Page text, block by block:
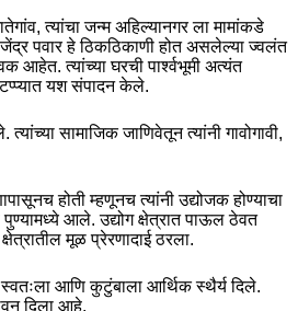
त्यांचा जन्म अहिल्यानगर ला मामांकडे
पवार हे ठिकठिकाणी होत असलेल्या ज्वलंत
त्यांच्या घरची पार्श्वभूमी अत्यंत
टप्प्यात यश संपादन केले.
सामाजिक जाणिवेतून त्यांनी गावोगावी,
होती म्हणूनच त्यांनी उद्योजक होण्याचा
पुण्यामध्ये आले. उद्योग क्षेत्रात पाऊल ठेवत
मूळ प्रेरणादाई ठरला.
आणि कुटुंबाला आर्थिक स्थैर्य दिले.
दिला आहे.